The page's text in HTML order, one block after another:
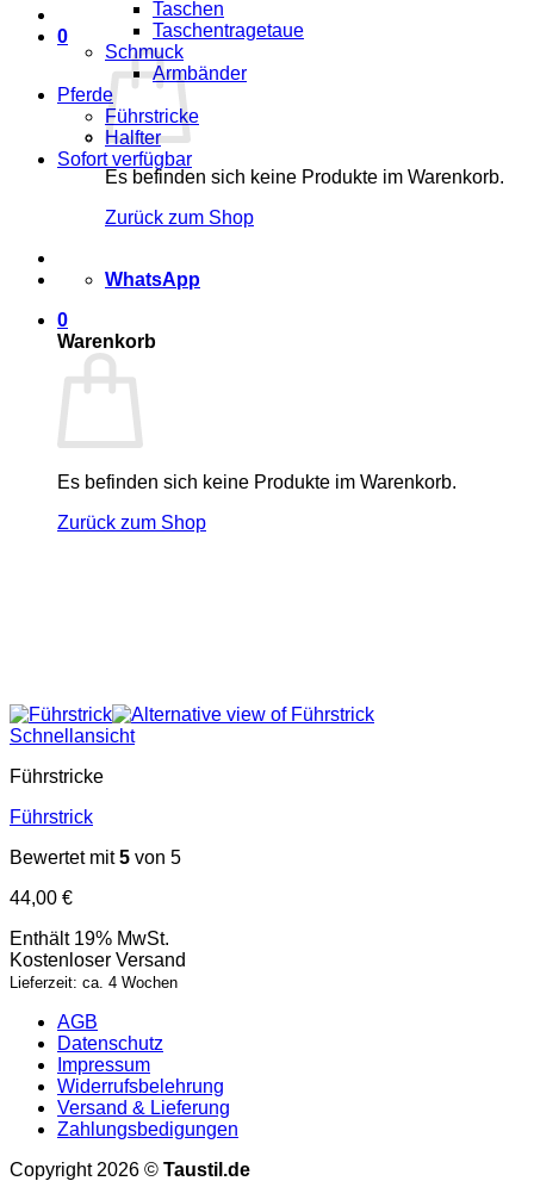
0
Es befinden sich keine Produkte im Warenkorb.
Zurück zum Shop
WhatsApp
0
Warenkorb
Es befinden sich keine Produkte im Warenkorb.
Zurück zum Shop
Taschen
Taschentragetaue
Schmuck
Armbänder
Pferde
Führstricke
Halfter
Sofort verfügbar
Schnellansicht
Führstricke
Führstrick
Bewertet mit5 von 5
44,00 €
Enthält 19% MwSt.
Kostenloser Versand
Lieferzeit: ca. 4 Wochen
AGB
Datenschutz
Impressum
Widerrufsbelehrung
Versand & Lieferung
Zahlungsbedigungen
Copyright 2026 © Taustil.de